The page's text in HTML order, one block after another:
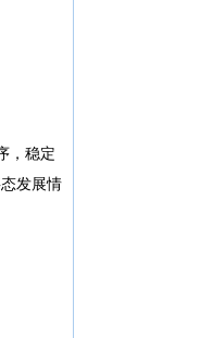
，稳定
发展情